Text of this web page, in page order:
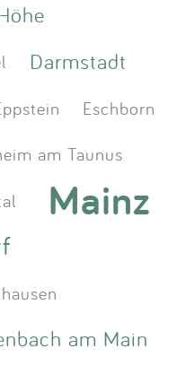
Darmstadt
Eschborn
am Taunus
Mainz
am Main